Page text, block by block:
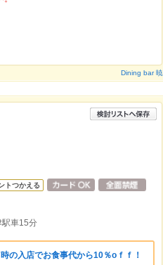
Dining bar 暁
トつかえる
車15分
の入店でお食事代から10％oｆｆ！